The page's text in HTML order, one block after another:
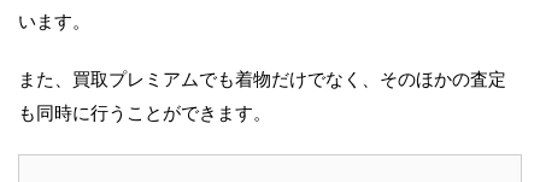
います。
また、買取プレミアムでも着物だけでなく、そのほかの査定
も同時に行うことができます。